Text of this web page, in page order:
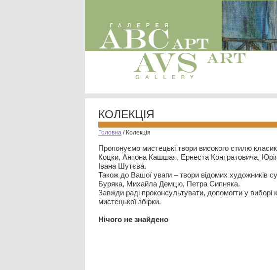
КОЛЕКЦІЯ
Головна / Колекція
Пропонуємо мистецькі твори високого стилю
Коцки, Антона Кашшая, Ернеста Контратовича,
Івана Шутєва.
Також до Вашої уваги – твори відомих художників
Буряка, Михайла Демцю, Петра Сипняка.
Завжди раді проконсультувати, допомогти у виборі
мистецької збірки.
Нiчого не знайдено